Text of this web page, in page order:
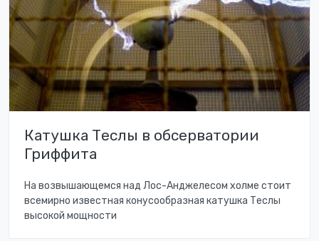
Катушка Теслы в обсерватории
Гриффита
На возвышающемся над Лос-Анджелесом холме стоит
всемирно известная конусообразная катушка Теслы
высокой мощности